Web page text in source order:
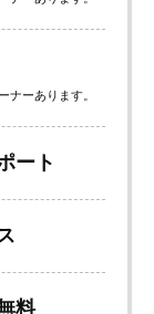
ーあります。
ート
料